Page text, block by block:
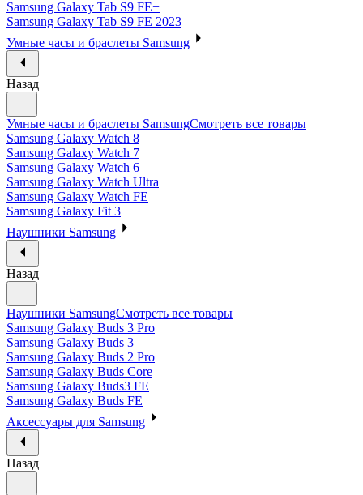
Samsung Galaxy Tab S9 FE+
Samsung Galaxy Tab S9 FE 2023
Умные часы и браслеты Samsung
Назад
Умные часы и браслеты SamsungСмотреть все товары
Samsung Galaxy Watch 8
Samsung Galaxy Watch 7
Samsung Galaxy Watch 6
Samsung Galaxy Watch Ultra
Samsung Galaxy Watch FE
Samsung Galaxy Fit 3
Наушники Samsung
Назад
Наушники SamsungСмотреть все товары
Samsung Galaxy Buds 3 Pro
Samsung Galaxy Buds 3
Samsung Galaxy Buds 2 Pro
Samsung Galaxy Buds Core
Samsung Galaxy Buds3 FE
Samsung Galaxy Buds FE
Аксессуары для Samsung
Назад